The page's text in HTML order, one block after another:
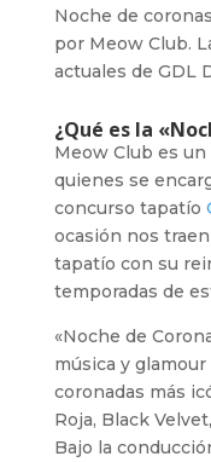
Noche de
por Meow Club.
actuales de GDL
¿Qué es la
Meow Club es
quienes se
concurso tapatío
ocasión nos
tapatío con su
temporadas de
«Noche de
música y
coronadas más
Roja, Black
Bajo la